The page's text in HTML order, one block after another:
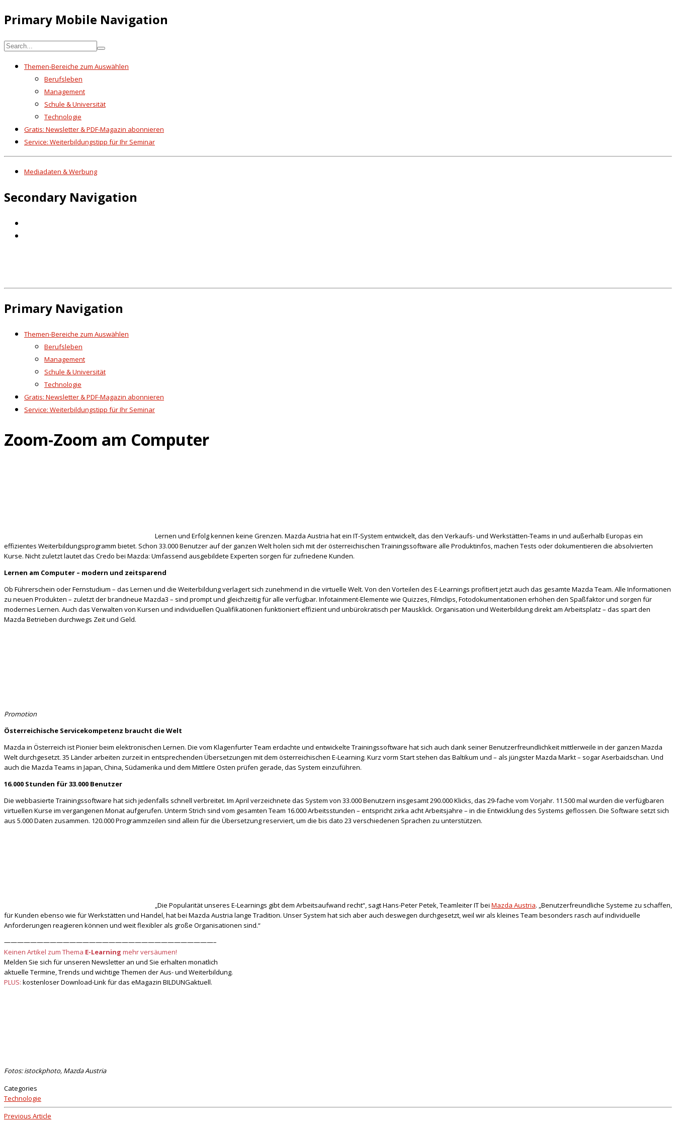
Primary Mobile Navigation
Themen-Bereiche zum Auswählen
Berufsleben
Management
Schule & Universität
Technologie
Gratis: Newsletter & PDF-Magazin abonnieren
Service: Weiterbildungstipp für Ihr Seminar
Mediadaten & Werbung
Secondary Navigation
Primary Navigation
Themen-Bereiche zum Auswählen
Berufsleben
Management
Schule & Universität
Technologie
Gratis: Newsletter & PDF-Magazin abonnieren
Service: Weiterbildungstipp für Ihr Seminar
Zoom-Zoom am Computer
Lernen und Erfolg kennen keine Grenzen. Mazda Austria hat ein IT-System entwickelt, das den Verkaufs- und Werkstätten-Teams in und außerhalb Europas ein
effizientes Weiterbildungsprogramm bietet. Schon 33.000 Benutzer auf der ganzen Welt holen sich mit der österreichischen Trainingssoftware alle Produktinfos, machen Tests oder dokumentieren die absolvierten
Kurse. Nicht zuletzt lautet das Credo bei Mazda: Umfassend ausgebildete Experten sorgen für zufriedene Kunden.
Lernen am Computer – modern und zeitsparend
Ob Führerschein oder Fernstudium – das Lernen und die Weiterbildung verlagert sich zunehmend in die virtuelle Welt. Von den Vorteilen des E-Learnings profitiert jetzt auch das gesamte Mazda Team. Alle Informationen
zu neuen Produkten – zuletzt der brandneue Mazda3 – sind prompt und gleichzeitig für alle verfügbar. Infotainment-Elemente wie Quizzes, Filmclips, Fotodokumentationen erhöhen den Spaßfaktor und sorgen für
modernes Lernen. Auch das Verwalten von Kursen und individuellen Qualifikationen funktioniert effizient und unbürokratisch per Mausklick. Organisation und Weiterbildung direkt am Arbeitsplatz – das spart den
Mazda Betrieben durchwegs Zeit und Geld.
Promotion
Österreichische Servicekompetenz braucht die Welt
Mazda in Österreich ist Pionier beim elektronischen Lernen. Die vom Klagenfurter Team erdachte und entwickelte Trainingssoftware hat sich auch dank seiner Benutzerfreundlichkeit mittlerweile in der ganzen Mazda
Welt durchgesetzt. 35 Länder arbeiten zurzeit in entsprechenden Übersetzungen mit dem österreichischen E-Learning. Kurz vorm Start stehen das Baltikum und – als jüngster Mazda Markt – sogar Aserbaidschan. Und
auch die Mazda Teams in Japan, China, Südamerika und dem Mittlere Osten prüfen gerade, das System einzuführen.
16.000 Stunden für 33.000 Benutzer
Die webbasierte Trainingssoftware hat sich jedenfalls schnell verbreitet. Im April verzeichnete das System von 33.000 Benutzern insgesamt 290.000 Klicks, das 29-fache vom Vorjahr. 11.500 mal wurden die verfügbaren
virtuellen Kurse im vergangenen Monat aufgerufen. Unterm Strich sind vom gesamten Team 16.000 Arbeitsstunden – entspricht zirka acht Arbeitsjahre – in die Entwicklung des Systems geflossen. Die Software setzt sich
aus 5.000 Daten zusammen. 120.000 Programmzeilen sind allein für die Übersetzung reserviert, um die bis dato 23 verschiedenen Sprachen zu unterstützen.
„Die Popularität unseres E-Learnings gibt dem Arbeitsaufwand recht“, sagt Hans-Peter Petek, Teamleiter IT bei Mazda Austria. „Benutzerfreundliche Systeme zu schaffen,
für Kunden ebenso wie für Werkstätten und Handel, hat bei Mazda Austria lange Tradition. Unser System hat sich aber auch deswegen durchgesetzt, weil wir als kleines Team besonders rasch auf individuelle
Anforderungen reagieren können und weit flexibler als große Organisationen sind.“
————————————————————————————————–
Keinen Artikel zum Thema E-Learning mehr versäumen!
Melden Sie sich für unseren Newsletter an und Sie erhalten monatlich
aktuelle Termine, Trends und wichtige Themen der Aus- und Weiterbildung.
PLUS: kostenloser Download-Link für das eMagazin BILDUNGaktuell.
Fotos: istockphoto, Mazda Austria
Categories
Technologie
Previous Article